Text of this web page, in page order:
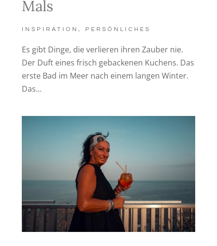
Mals
INSPIRATION , PERSÖNLICHES
Es gibt Dinge, die verlieren ihren Zauber nie.
Der Duft eines frisch gebackenen Kuchens. Das
erste Bad im Meer nach einem langen Winter.
Das...